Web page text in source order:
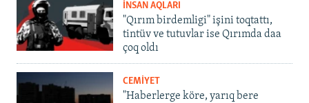
İNSAN AQLARI
"Qırım birdemligi" işini toqtattı,
tintüv ve tutuvlar ise Qırımda daa
çoq oldı
CEMİYET
"Haberlerge köre, yarıq bere